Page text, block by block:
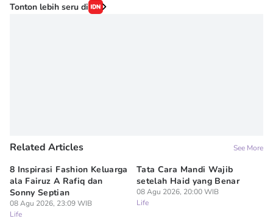
Tonton lebih seru di
Related Articles See More
8 Inspirasi Fashion Keluarga
ala Fairuz A Rafiq dan
Sonny Septian
08 Agu 2026, 23:09 WIB
Life
Tata Cara Mandi Wajib
setelah Haid yang Benar
08 Agu 2026, 20:00 WIB
Life